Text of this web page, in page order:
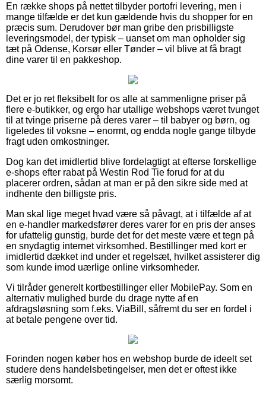
En række shops på nettet tilbyder portofri levering, men i
mange tilfælde er det kun gældende hvis du shopper for en
præcis sum. Derudover bør man gribe den prisbilligste
leveringsmodel, der typisk – uanset om man opholder sig
tæt på Odense, Korsør eller Tønder – vil blive at få bragt
dine varer til en pakkeshop.
Det er jo ret fleksibelt for os alle at sammenligne priser på
flere e-butikker, og ergo har utallige webshops været tvunget
til at tvinge priserne på deres varer – til babyer og børn, og
ligeledes til voksne – enormt, og endda nogle gange tilbyde
fragt uden omkostninger.
Dog kan det imidlertid blive fordelagtigt at efterse forskellige
e-shops efter rabat på Westin Rod Tie forud for at du
placerer ordren, sådan at man er på den sikre side med at
indhente den billigste pris.
Man skal lige meget hvad være så påvagt, at i tilfælde af at
en e-handler markedsfører deres varer for en pris der anses
for ufattelig gunstig, burde det for det meste være et tegn på
en snydagtig internet virksomhed. Bestillinger med kort er
imidlertid dækket ind under et regelsæt, hvilket assisterer dig
som kunde imod uærlige online virksomheder.
Vi tilråder generelt kortbestillinger eller MobilePay. Som en
alternativ mulighed burde du drage nytte af en
afdragsløsning som f.eks. ViaBill, såfremt du ser en fordel i
at betale pengene over tid.
Forinden nogen køber hos en webshop burde de ideelt set
studere dens handelsbetingelser, men det er oftest ikke
særlig morsomt.